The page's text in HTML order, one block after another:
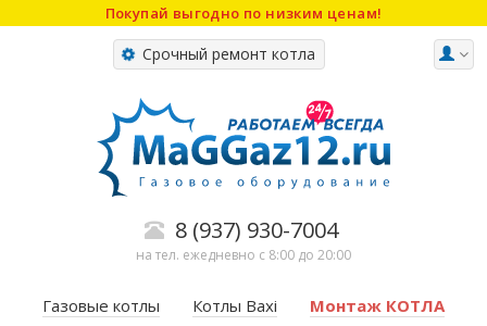
Покупай выгодно по низким ценам!
Срочный ремонт котла
8 (937) 930-7004
на тел. ежедневно с 8:00 до 20:00
Газовые котлы Котлы Baxi
Монтаж КОТЛА